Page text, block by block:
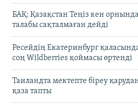
БАҚ: Қазақстан Теңіз кен
талабы сақталмаған дейді
Ресейдің Екатеринбург
соң Wildberries қоймасы өртенді
Таиландта мектепте біреу
қаза тапты